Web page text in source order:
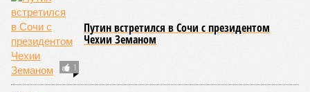
1
Путин встретился в Сочи с президентом
Чехии Земаном